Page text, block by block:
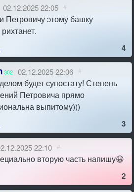
02.12.2025 22:05 #
Петровичу этому башку
4
302 02.12.2025 22:06 #
будет супостату! Степень
Петровича прямо
выпитому)))
3
22:10 #
вторую часть напишу😀
2